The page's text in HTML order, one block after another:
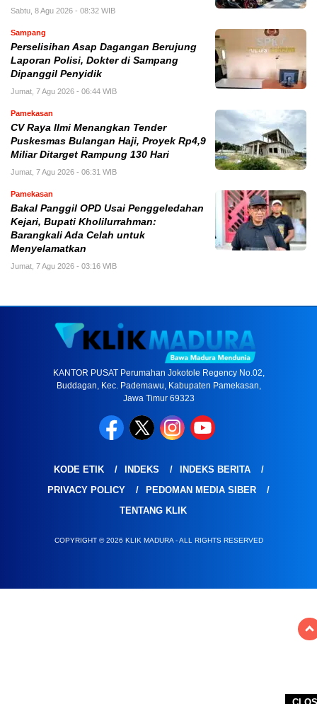
Sabtu, 8 Agu 2026 - 08:32 WIB
Sampang
Perselisihan Asap Dagangan Berujung
Laporan Polisi, Dokter di Sampang
Dipanggil Penyidik
Jumat, 7 Agu 2026 - 06:44 WIB
Pamekasan
CV Raya Ilmi Menangkan Tender
Puskesmas Bulangan Haji, Proyek Rp4,9
Miliar Ditarget Rampung 130 Hari
Jumat, 7 Agu 2026 - 06:31 WIB
Pamekasan
Bakal Panggil OPD Usai Penggeledahan
Kejari, Bupati Kholilurrahman:
Barangkali Ada Celah untuk
Menyelamatkan
Jumat, 7 Agu 2026 - 03:16 WIB
KANTOR PUSAT Perumahan Jokotole Regency No.02,
Buddagan, Kec. Pademawu, Kabupaten Pamekasan,
Jawa Timur 69323
KODE ETIK INDEKS
INDEKS BERITA
PRIVACY POLICY
PEDOMAN MEDIA SIBER
TENTANG KLIK
COPYRIGHT © 2026 KLIK MADURA - ALL RIGHTS RESERVED